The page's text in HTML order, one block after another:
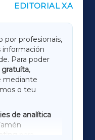
EDITORIAL XA
por profesionais,
información
Para poder
,
mediante
o teu
de analítica